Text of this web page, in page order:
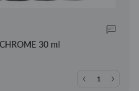
30 ml